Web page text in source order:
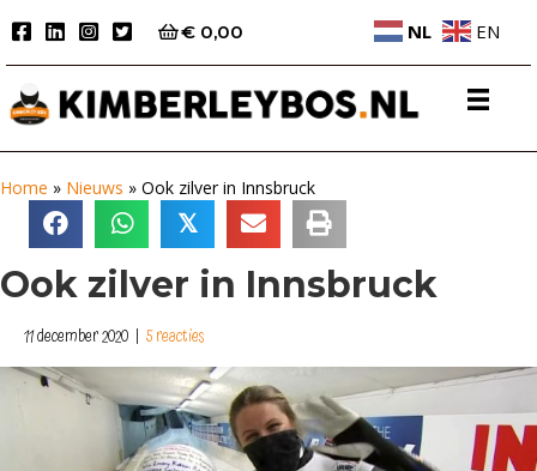
€ 0,00 NL EN
Home » Nieuws » Ook zilver in Innsbruck
𝕏
Ook zilver in Innsbruck
11 december 2020 | 5 reacties